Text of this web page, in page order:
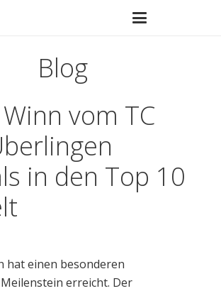
Blog
vom TC
in den Top 10
hat einen besonderen
erreicht. Der